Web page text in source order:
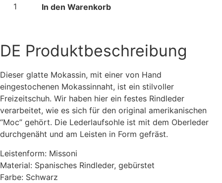
In den Warenkorb
DE Produktbeschreibung
Dieser glatte Mokassin, mit einer von Hand
eingestochenen Mokassinnaht, ist ein stilvoller
Freizeitschuh. Wir haben hier ein festes Rindleder
verarbeitet, wie es sich für den original amerikanischen
“Moc” gehört. Die Lederlaufsohle ist mit dem Oberleder
durchgenäht und am Leisten in Form gefräst.
Leistenform: Missoni
Material: Spanisches Rindleder, gebürstet
Farbe: Schwarz